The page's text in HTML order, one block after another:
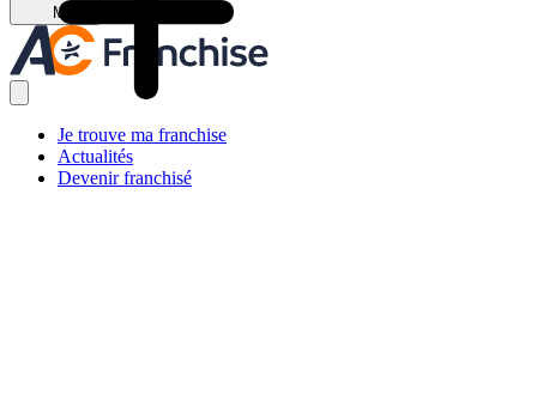
Menu
Je trouve ma franchise
Actualités
Devenir franchisé